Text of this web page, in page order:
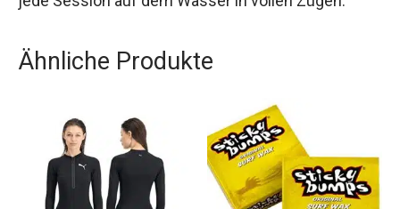
genieße jede Session auf dem Wasser in vollen